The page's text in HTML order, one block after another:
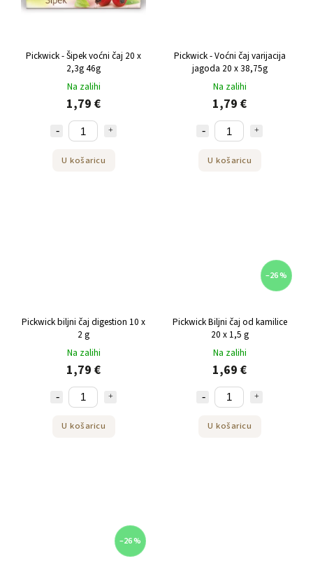
Pickwick - Šipek voćni čaj 20 x
2,3g 46g
Na zalihi
1,79 €
U košaricu
Pickwick - Voćni čaj varijacija
jagoda 20 x 38,75g
Na zalihi
1,79 €
U košaricu
Pickwick biljni čaj digestion 10 x
2 g
Na zalihi
1,79 €
U košaricu
–26 %
Pickwick Biljni čaj od kamilice
20 x 1,5 g
Na zalihi
1,69 €
U košaricu
–26 %